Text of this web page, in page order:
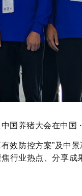
国养猪大会在中国 ·
效防控方案”及中景
行业热点、分享成